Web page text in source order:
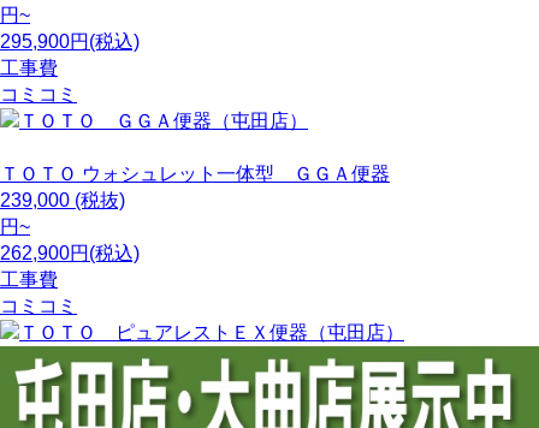
円~
295,900円(税込)
工事費
コミコミ
ＴＯＴＯ ウォシュレット一体型 ＧＧＡ便器
239,000 (税抜)
円~
262,900円(税込)
工事費
コミコミ